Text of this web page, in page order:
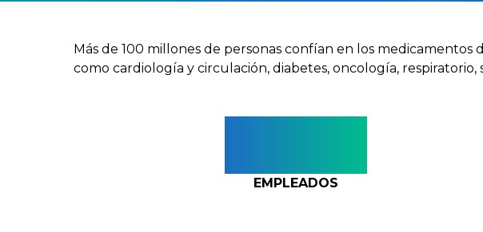
Más de 100 millones de personas confían en los
como cardiología y circulación, diabetes, oncología,
EMPLEADOS